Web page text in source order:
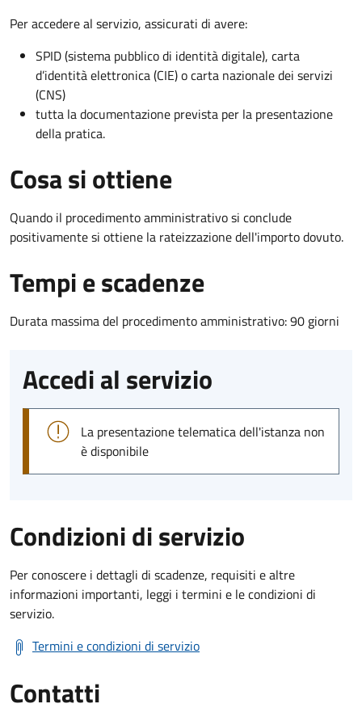
Per accedere al servizio, assicurati di avere:
SPID (sistema pubblico di identità digitale), carta
d’identità elettronica (CIE) o carta nazionale dei servizi
(CNS)
tutta la documentazione prevista per la presentazione
della pratica.
Cosa si ottiene
Quando il procedimento amministrativo si conclude
positivamente si ottiene la rateizzazione dell'importo dovuto.
Tempi e scadenze
Durata massima del procedimento amministrativo: 90 giorni
Accedi al servizio
La presentazione telematica dell'istanza non
è disponibile
Condizioni di servizio
Per conoscere i dettagli di scadenze, requisiti e altre
informazioni importanti, leggi i termini e le condizioni di
servizio.
Termini e condizioni di servizio
Contatti